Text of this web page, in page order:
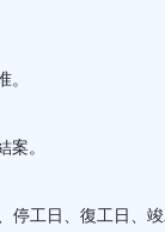
。
停工日、復工日、